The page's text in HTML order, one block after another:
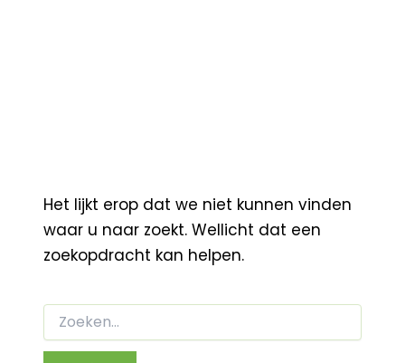
Het lijkt erop dat we niet kunnen vinden
waar u naar zoekt. Wellicht dat een
zoekopdracht kan helpen.